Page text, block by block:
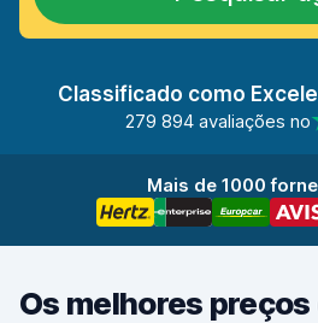
Classificado como
279 894 avaliações no
Mais de 1000
Os melhores